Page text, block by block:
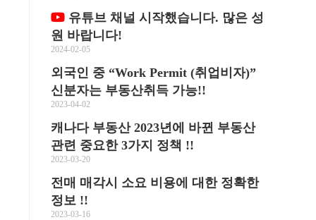
유튜브 채널 시작했습니다. 많은 성
원 바랍니다!
2024-02-05
외국인 중 “Work Permit (취업비자)”
신분자는 부동산취득 가능!!
2023-04-02
캐나다 부동산 2023년에 바뀐 부동산
관련 중요한 3가지 정책 !!
2023-03-20
전매 매각시 소요 비용에 대한 정확한
정보 !!
2023-03-16